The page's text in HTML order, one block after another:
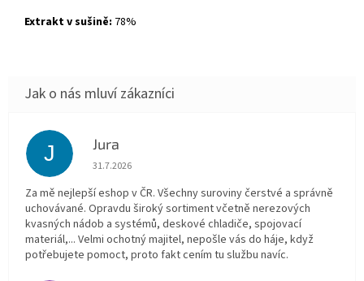
Extrakt v sušině: 78%
J Jura
Hodnocení obchodu je 5 z 5 hvězdiček.
31.7.2026
Za mě nejlepší eshop v ČR. Všechny suroviny čerstvé a správně
uchovávané. Opravdu široký sortiment včetně nerezových
kvasných nádob a systémů, deskové chladiče, spojovací
materiál,... Velmi ochotný majitel, nepošle vás do háje, když
potřebujete pomoct, proto fakt cením tu službu navíc.